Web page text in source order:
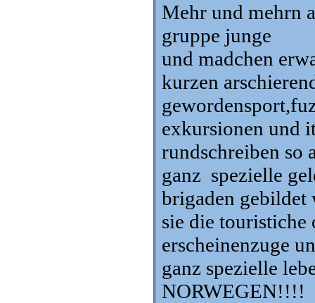
Mehr und mehrn
gruppe junge
und madchen
kurzen
exkursionen und
rundschreiben so
ganz spezielle
brigaden gebildet
sie die touristiche
erscheinenzuge
ganz spezielle
NORWEGEN!!!!